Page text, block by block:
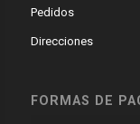
Pedidos
Direcciones
FORMAS DE